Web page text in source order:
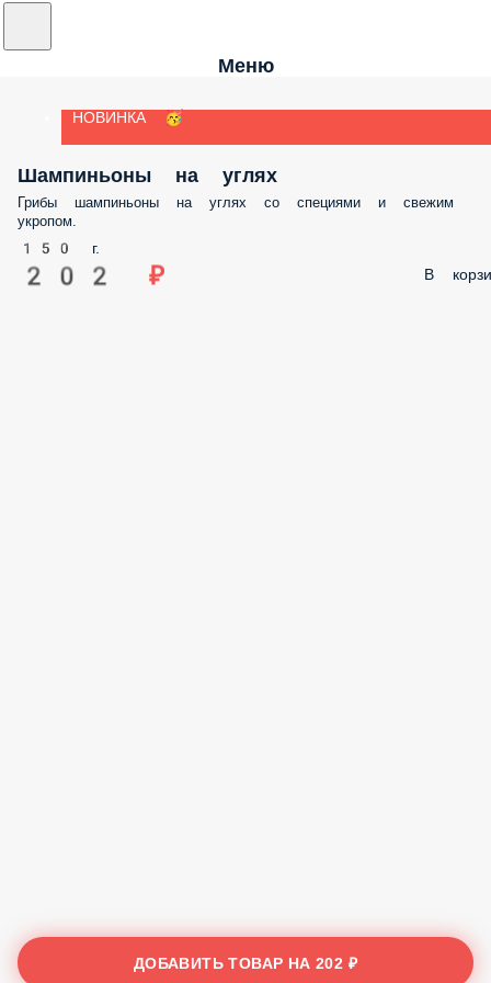
Меню
НОВИНКА 🥳
Шампиньоны на углях
Грибы шампиньоны на углях со специями и свежим
укропом.
150 г.
202 ₽ В
ДОБАВИТЬ ТОВАР НА202 ₽